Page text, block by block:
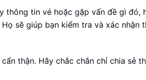
thông tin vé hoặc gặp vấn đề gì đó,
sẽ giúp bạn kiểm tra và xác nhận
thận. Hãy chắc chắn chỉ chia sẻ